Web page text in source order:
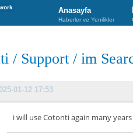
Anasayfa
Haberler ve Yenilikler
/ Support / im
01-12 17:53
i will use Cotonti again many